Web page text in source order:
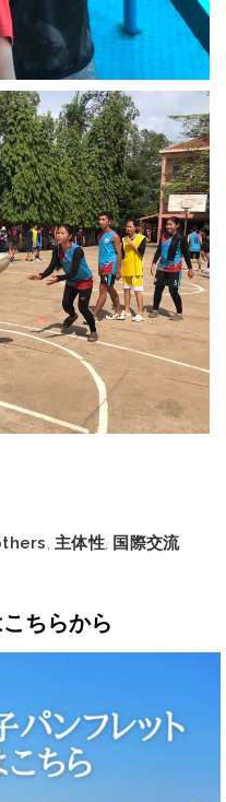
, 主体性, 国際交流
ちらから